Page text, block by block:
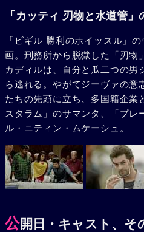
「カッティ 刃物と水道管」
「ビギル 勝利のホイッスル」
画。刑務所から脱獄した「刃物
カディルは、自分と瓜二つの男
ら逃れる。やがてジーヴァの意
たちの先頭に立ち、多国籍企業
スタラム」のサマンタ、「プレ
ル・ニティン・ムケーシュ。
公開日・キャスト、そ